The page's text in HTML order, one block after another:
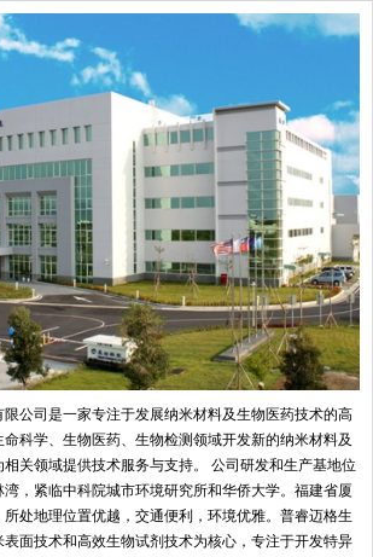
公司是一家专注于发展纳米材料及生物医药技术的高
科学、生物医药、生物检测领域开发新的纳米材料及
关领域提供技术服务与支持。 公司研发和生产基地位
，紧临中科院城市环境研究所和华侨大学。福建省厦
处地理位置优越，交通便利，环境优雅。普睿迈格生
面技术和高效生物试剂技术为核心，专注于开发特异